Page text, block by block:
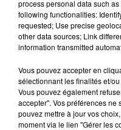
process personal data such
following functionalities:
requested; Use precise
other data sources; Link
information transmitted
Vous pouvez accepter en
sélectionnant les finalités et/
Vous pouvez également
accepter". Vos préférences
pouvez mettre à jour vos
moment via le lien "Gérer les